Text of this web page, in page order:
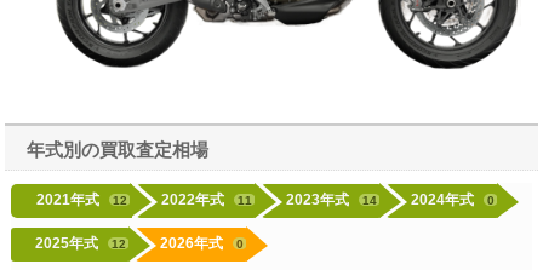
年式別の買取査定相場
2021年式 12 2022年式 11 2023年式 14 2024年式 0
2025年式 12 2026年式 0